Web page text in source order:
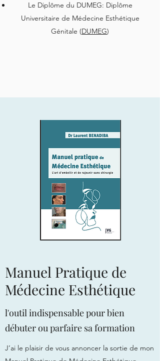
Le Diplôme du DUMEG: Diplôme
Universitaire de Médecine Esthétique
Génitale (DUMEG)
Manuel Pratique de
Médecine Esthétique
l'outil indispensable pour bien
débuter ou parfaire sa formation
J’ai le plaisir de vous annoncer la sortie de mon